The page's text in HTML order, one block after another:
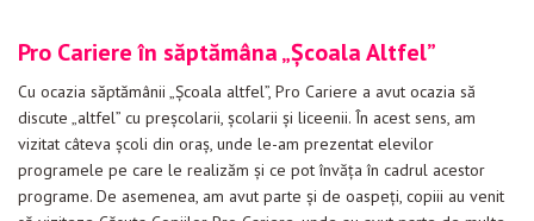
Despre noi
Programe
Pro Cariere în săptămâna „Școala Altfel”
Cu ocazia săptămânii „Şcoala altfel”, Pro Cariere a avut ocazia să
discute „altfel” cu preşcolarii, şcolarii şi liceenii. În acest sens, am
vizitat câteva şcoli din oraş, unde le-am prezentat elevilor
programele pe care le realizăm şi ce pot învăţa în cadrul acestor
programe. De asemenea, am avut parte şi de oaspeţi, copiii au venit